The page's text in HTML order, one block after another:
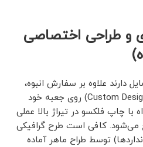
و طراحی اختصاصی
دارند علاوه بر سفارش انبوه،
طرح اختصاصی یا سفارشی (Custom Design) روی جعبه خود
با چاپ فلکسو در تیراژ بالا عملی
می‌شود. کافی است طرح گرافیکی
توسط طراح ماهر آماده